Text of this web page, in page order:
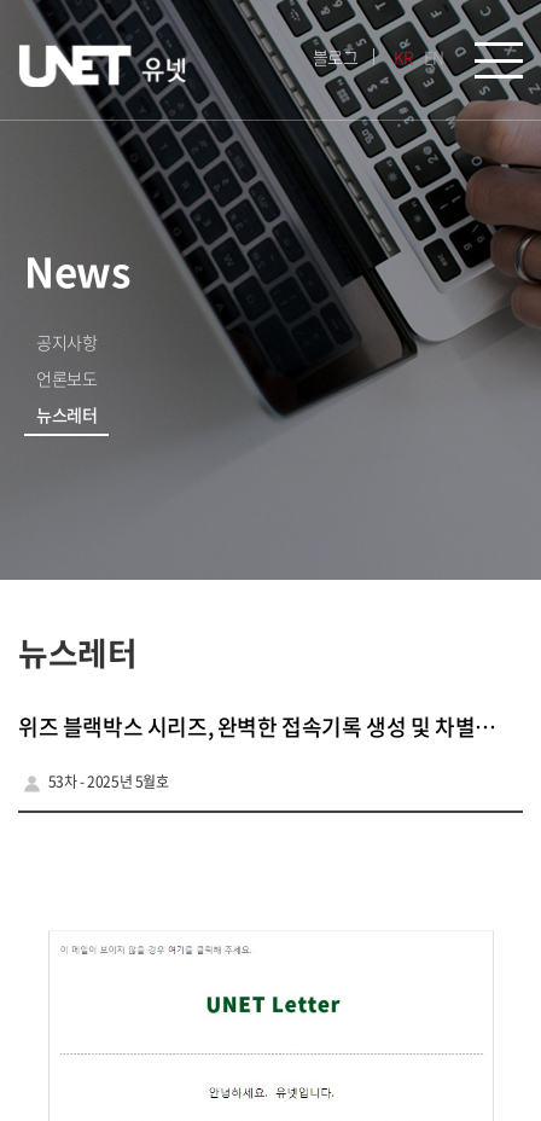
블로그 KR EN
News
공지사항
언론보도
뉴스레터
뉴스레터
위즈 블랙박스 시리즈, 완벽한 접속기록 생성 및 차별화된 AI 분석
53차 - 2025년 5월호